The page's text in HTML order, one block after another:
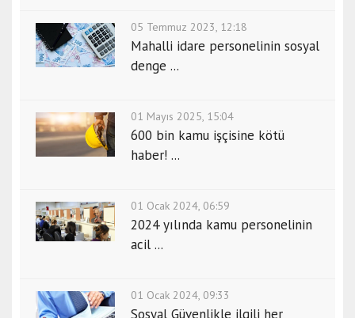
05 Temmuz 2023, 12:18
Mahalli idare personelinin sosyal
denge ...
01 Mayıs 2025, 15:04
600 bin kamu işçisine kötü
haber! ...
01 Ocak 2024, 06:59
2024 yılında kamu personelinin
acil ...
01 Ocak 2024, 09:33
Sosyal Güvenlikle ilgili her